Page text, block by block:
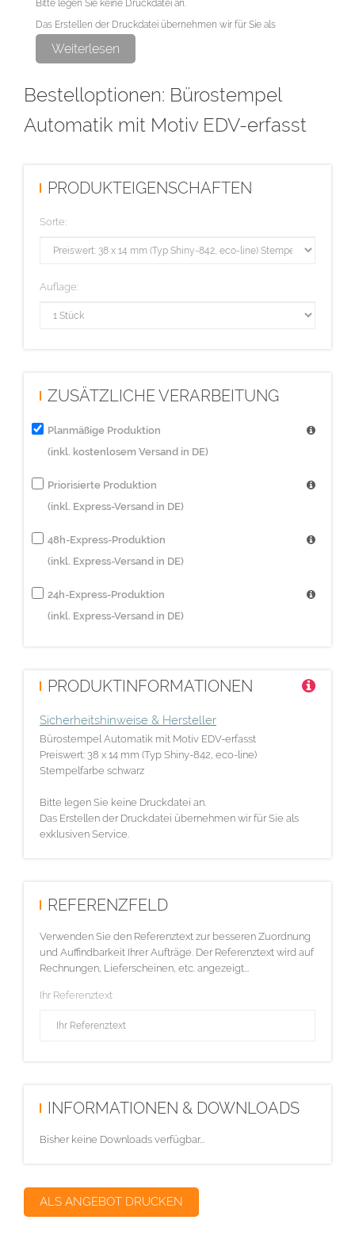
Bitte legen Sie keine Druckdatei an.
Das Erstellen der Druckdatei übernehmen wir für Sie als
exklusiven Service.
Weiterlesen
Bestelloptionen: Bürostempel
Automatik mit Motiv EDV-erfasst
PRODUKTEIGENSCHAFTEN
Sorte:
Auflage:
ZUSÄTZLICHE VERARBEITUNG
Planmäßige Produktion
(inkl. kostenlosem Versand in DE)
Priorisierte Produktion
(inkl. Express-Versand in DE)
48h-Express-Produktion
(inkl. Express-Versand in DE)
24h-Express-Produktion
(inkl. Express-Versand in DE)
PRODUKTINFORMATIONEN
Sicherheitshinweise & Hersteller
Bürostempel Automatik mit Motiv EDV-erfasst
Preiswert: 38 x 14 mm (Typ Shiny-842, eco-line)
Stempelfarbe schwarz
Bitte legen Sie keine Druckdatei an.
Das Erstellen der Druckdatei übernehmen wir für Sie als
exklusiven Service.
REFERENZFELD
Verwenden Sie den Referenztext zur besseren Zuordnung
und Auffindbarkeit Ihrer Aufträge. Der Referenztext wird auf
Rechnungen, Lieferscheinen, etc. angezeigt...
Ihr Referenztext
INFORMATIONEN & DOWNLOADS
Bisher keine Downloads verfügbar...
ALS ANGEBOT DRUCKEN